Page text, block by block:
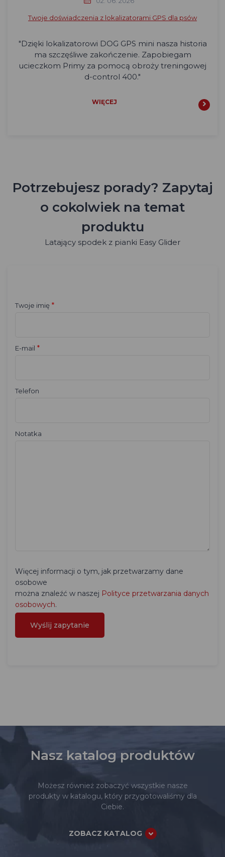
Twoje doświadczenia z lokalizatorami GPS dla psów
"Dzięki lokalizatorowi DOG GPS mini nasza historia
ma szczęśliwe zakończenie. Zapobiegam
ucieczkom Primy za pomocą obroży treningowej
d-control 400."
WIĘCEJ
Potrzebujesz porady? Zapytaj
o cokolwiek na temat
produktu
Latający spodek z pianki Easy Glider
Twoje imię *
E-mail *
Telefon
Notatka
Więcej informacji o tym, jak przetwarzamy dane
osobowe
można znaleźć w naszej Polityce przetwarzania danych
osobowych.
Nasz katalog produktów
Możesz również zobaczyć wszystkie nasze
produkty w katalogu, który przygotowaliśmy dla
Ciebie.
ZOBACZ KATALOG